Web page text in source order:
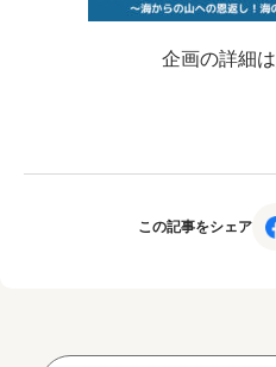
企画の詳細は
この記事をシェア